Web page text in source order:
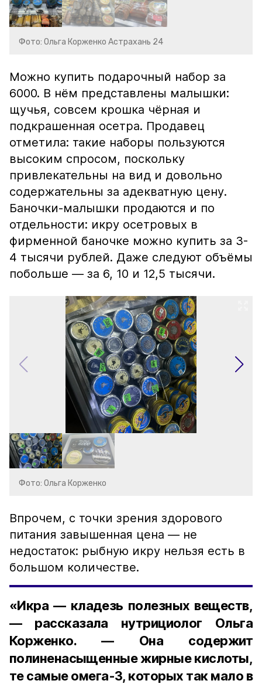
Фото: Ольга Корженко Астрахань 24
Можно купить подарочный набор за
6000. В нём представлены малышки:
щучья, совсем крошка чёрная и
подкрашенная осетра. Продавец
отметила: такие наборы пользуются
высоким спросом, поскольку
привлекательны на вид и довольно
содержательны за адекватную цену.
Баночки-малышки продаются и по
отдельности: икру осетровых в
фирменной баночке можно купить за 3-
4 тысячи рублей. Даже следуют объёмы
побольше — за 6, 10 и 12,5 тысячи.
Фото: Ольга Корженко
Впрочем, с точки зрения здорового
питания завышенная цена — не
недостаток: рыбную икру нельзя есть в
большом количестве.
«Икра — кладезь полезных веществ,
— рассказала нутрициолог Ольга
Корженко. — Она содержит
полиненасыщенные жирные кислоты,
те самые омега-3, которых так мало в